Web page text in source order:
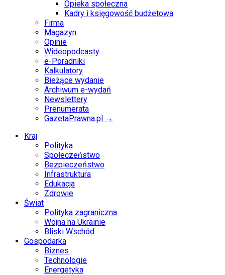
Opieka społeczna
Kadry i księgowość budżetowa
Firma
Magazyn
Opinie
Wideopodcasty
e-Poradniki
Kalkulatory
Bieżące wydanie
Archiwum e-wydań
Newslettery
Prenumerata
GazetaPrawna.pl →
Kraj
Polityka
Społeczeństwo
Bezpieczeństwo
Infrastruktura
Edukacja
Zdrowie
Świat
Polityka zagraniczna
Wojna na Ukrainie
Bliski Wschód
Gospodarka
Biznes
Technologie
Energetyka